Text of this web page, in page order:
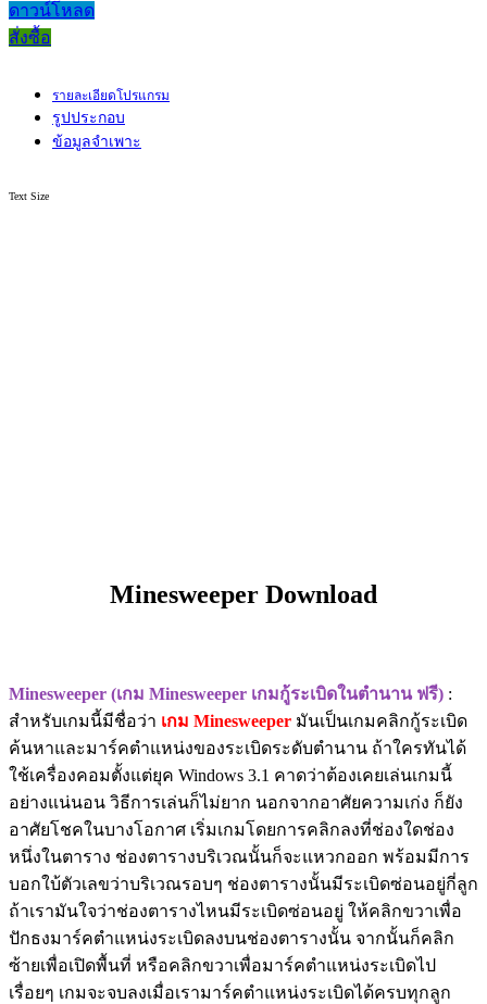
ดาวน์โหลด
สั่งซื้อ
รายละเอียดโปรแกรม
รูปประกอบ
ข้อมูลจำเพาะ
Text Size
Minesweeper Download
Minesweeper (เกม Minesweeper เกมกู้ระเบิดในตำนาน ฟรี) :
สำหรับเกมนี้มีชื่อว่า เกม Minesweeper มันเป็นเกมคลิกกู้ระเบิด
ค้นหาและมาร์คตำแหน่งของระเบิดระดับตำนาน ถ้าใครทันได้
ใช้เครื่องคอมตั้งแต่ยุค Windows 3.1 คาดว่าต้องเคยเล่นเกมนี้
อย่างแน่นอน วิธีการเล่นก็ไม่ยาก นอกจากอาศัยความเก่ง ก็ยัง
อาศัยโชคในบางโอกาศ เริ่มเกมโดยการคลิกลงที่ช่องใดช่อง
หนึ่งในตาราง ช่องตารางบริเวณนั้นก็จะแหวกออก พร้อมมีการ
บอกใบ้ตัวเลขว่าบริเวณรอบๆ ช่องตารางนั้นมีระเบิดซ่อนอยู่กี่ลูก
ถ้าเรามันใจว่าช่องตารางไหนมีระเบิดซ่อนอยู่ ให้คลิกขวาเพื่อ
ปักธงมาร์คตำแหน่งระเบิดลงบนช่องตารางนั้น จากนั้นก็คลิก
ซ้ายเพื่อเปิดพื้นที่ หรือคลิกขวาเพื่อมาร์คตำแหน่งระเบิดไป
เรื่อยๆ เกมจะจบลงเมื่อเรามาร์คตำแหน่งระเบิดได้ครบทุกลูก